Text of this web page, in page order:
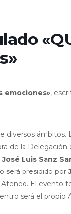
emociones»,
diversos ámbitos.
de la Delegación
José Luis Sanz
será presidido por
El evento
será el propio